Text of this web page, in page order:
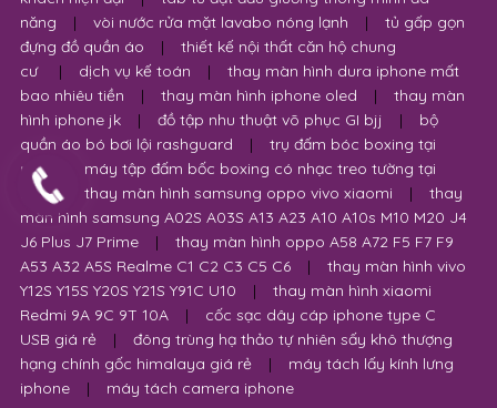
năng
| vòi nước rửa mặt lavabo nóng lạnh |
tủ gấp gọn
đựng đồ quần áo
|
thiết kế nội thất căn hộ chung
cư
| dịch vụ kế toán |
thay màn hình dura iphone mất
bao nhiêu tiền
| thay màn hình iphone oled |
thay màn
hình iphone jk
| đồ tập nhu thuật võ phục GI bjj |
bộ
quần áo bó bơi lội rashguard
|
trụ đấm bóc boxing tại
nhà
máy tập đấm bốc boxing có nhạc treo tường tại
nhà
| thay màn hình samsung oppo vivo xiaomi |
thay
màn hình samsung A02S A03S A13 A23 A10 A10s M10 M20 J4
J6 Plus J7 Prime
|
thay màn hình oppo A58 A72 F5 F7 F9
A53 A32 A5S Realme C1 C2 C3 C5 C6
|
thay màn hình vivo
Y12S Y15S Y20S Y21S Y91C U10
|
thay màn hình xiaomi
Redmi 9A 9C 9T 10A
|
cốc sạc dây cáp iphone type C
USB giá rẻ
|
đông trùng hạ thảo tự nhiên sấy khô thượng
hạng chính gốc himalaya giá rẻ
|
máy tách lấy kính lưng
iphone
| máy tách camera iphone